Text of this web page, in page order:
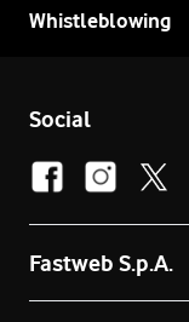
Whistleblowing
Social
Fastweb S.p.A.